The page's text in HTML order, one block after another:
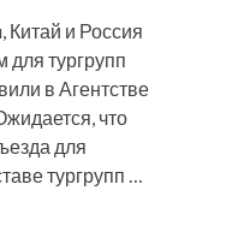
Китай и Россия
для тургрупп
в Агентстве
что
для
тургрупп …